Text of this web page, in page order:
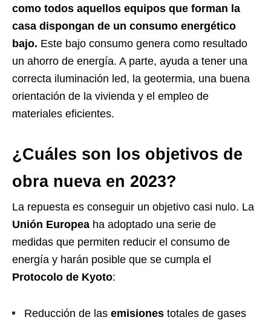
como todos aquellos equipos que forman la
casa dispongan de un consumo energético
bajo. Este bajo consumo genera como resultado
un ahorro de energía. A parte, ayuda a tener una
correcta iluminación led, la geotermia, una buena
orientación de la vivienda y el empleo de
materiales eficientes.
¿Cuáles son los objetivos de
obra nueva en 2023?
La repuesta es conseguir un objetivo casi nulo. La
Unión Europea ha adoptado una serie de
medidas que permiten reducir el consumo de
energía y harán posible que se cumpla el
Protocolo de Kyoto:
Reducción de las emisiones totales de gases